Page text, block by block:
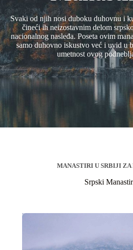
Svaki od njih nosi duboku duhovnu i
čineći ih neizostavnim delom
nacionalnog nasleđa. Poseta ovim
samo duhovno iskustvo već i uvid u
umetnost ovog
MANASTIRI U SRBIJI
Srpski